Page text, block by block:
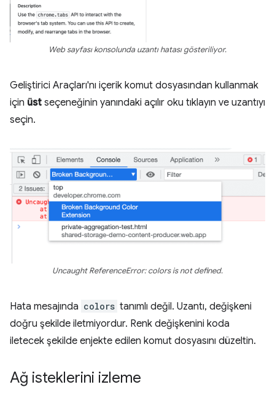
Web sayfası konsolunda uzantı hatası gösteriliyor.
Geliştirici Araçları'nı içerik komut dosyasından kullanmak
için üst seçeneğinin yanındaki açılır oku tıklayın ve uzantıyı
seçin.
Uncaught ReferenceError: colors is not defined.
Hata mesajında colors tanımlı değil. Uzantı, değişkeni
doğru şekilde iletmiyordur. Renk değişkenini koda
iletecek şekilde enjekte edilen komut dosyasını düzeltin.
Ağ isteklerini izleme